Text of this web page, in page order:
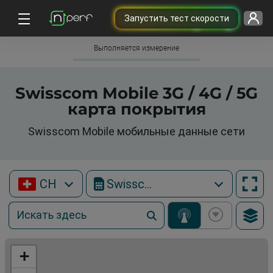
Запустить тест скорости
Выполняется измерение
Swisscom Mobile 3G / 4G / 5G
карта покрытия
Swisscom Mobile мобильные данные сети
CH Swisscom Mobile
+